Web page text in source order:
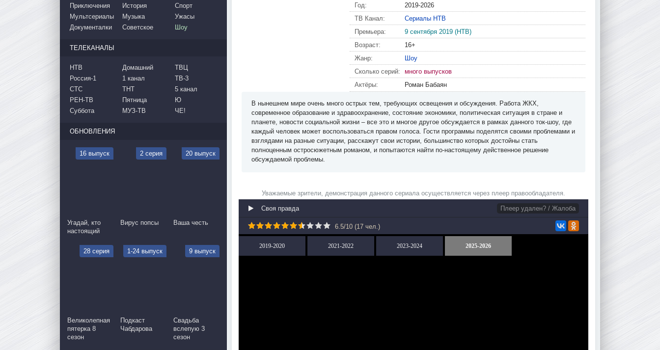
Год:
2019-2026
ТВ Канал:
Сериалы НТВ
Премьера:
9 сентября 2019 (НТВ)
Возраст:
16+
Жанр:
Шоу
Сколько серий:
много выпусков
Актёры:
Роман Бабаян
В нынешнем мире очень много острых тем, требующих освещения и обсуждения. Работа ЖКХ,
современное образование и здравоохранение, состояние экономики, политическая ситуация в стране и
планете, новости социальной жизни – все это и многое другое обсуждается в рамках данного ток-шоу, где
каждый человек может воспользоваться правом голоса. Гости программы поделятся своими проблемами и
взглядами на разные ситуации, расскажут свои истории, большинство которых достойны стать
полноценным остросюжетным романом, и попытаются найти по-настоящему действенное решение
обсуждаемой проблемы.
Уважаемые зрители, демонстрация данного сериала осуществляется через плеер правообладателя.
Своя правда Плеер удален? / Жалоба
6.5/10 (17 чел.)
2019-2020 2021-2022 2023-2024 2025-2026
Приключения
Мультсериалы
Документалки
История
Музыка
Советское
Спорт
Ужасы
Шоу
ТЕЛЕКАНАЛЫ
НТВ
Россия-1
СТС
РЕН-ТВ
Суббота
Домашний
1 канал
ТНТ
Пятница
МУЗ-ТВ
ТВЦ
ТВ-3
5 канал
Ю
ЧЕ!
ОБНОВЛЕНИЯ
16 выпуск
Угадай, кто
настоящий
2 серия
Вирус попсы
20 выпуск
Ваша честь
28 серия
Великолепная
пятерка 8
сезон
1-24 выпуск
Подкаст
Чабдарова
9 выпуск
Свадьба
вслепую 3
сезон